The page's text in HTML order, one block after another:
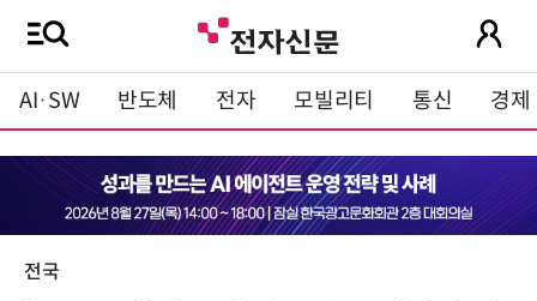
AI·SW 반도체 전자 모빌리티 통신 경제
전국